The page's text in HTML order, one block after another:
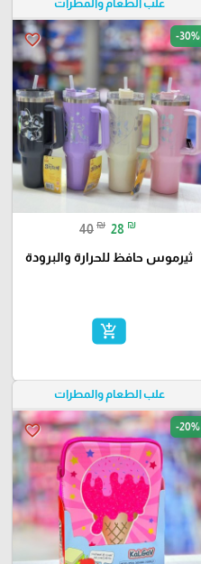
علب الطعام والمطرات
favorite_border -30%
40 ₪ 28 ₪
ثيرموس حافظ للحرارة والبرودة
add_shopping_cart
علب الطعام والمطرات
favorite_border -20%